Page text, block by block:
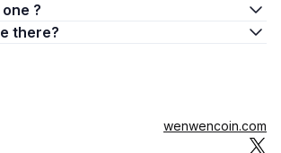
one ?
many are there?
wenwencoin.com